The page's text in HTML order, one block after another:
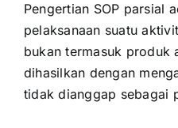
Pengertian SOP parsial
pelaksanaan suatu
bukan termasuk produk
dihasilkan dengan
tidak dianggap sebagai